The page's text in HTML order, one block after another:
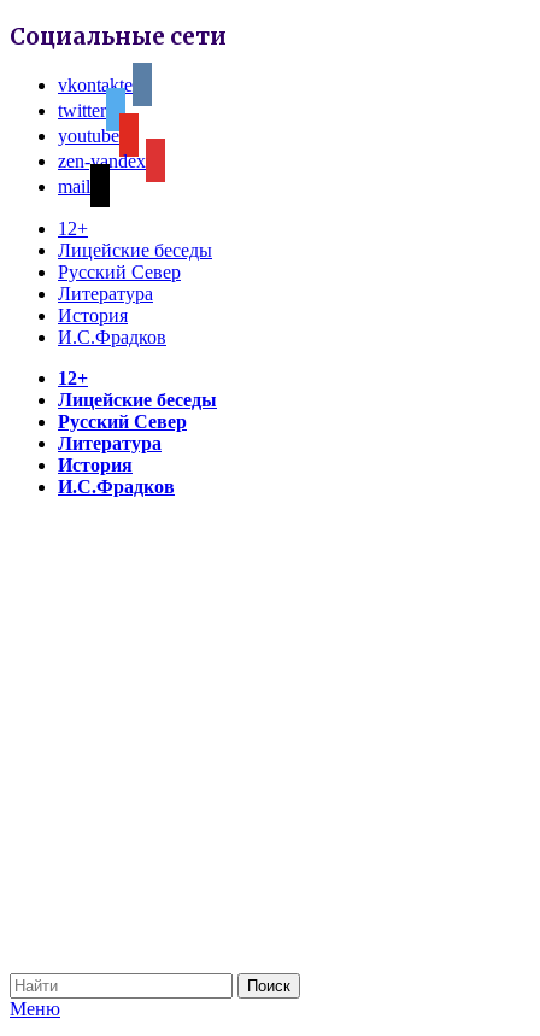
Социальные сети
vkontakte
twitter
youtube
zen-yandex
mail
12+
Лицейские беседы
Русский Север
Литература
История
И.С.Фрадков
12+
Лицейские беседы
Русский Север
Литература
История
И.С.Фрадков
Меню